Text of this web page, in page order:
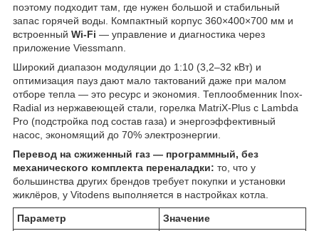
поэтому подходит там, где нужен большой и стабильный
запас горячей воды. Компактный корпус 360×400×700 мм и
встроенный Wi-Fi — управление и диагностика через
приложение Viessmann.
Широкий диапазон модуляции до 1:10 (3,2–32 кВт) и
оптимизация пауз дают мало тактований даже при малом
отборе тепла — это ресурс и экономия. Теплообменник Inox-
Radial из нержавеющей стали, горелка MatriX-Plus с Lambda
Pro (подстройка под состав газа) и энергоэффективный
насос, экономящий до 70% электроэнергии.
Перевод на сжиженный газ — программный, без
механического комплекта переналадки: то, что у
большинства других брендов требует покупки и установки
жиклёров, у Vitodens выполняется в настройках котла.
Параметр
Значение